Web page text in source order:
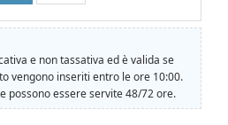
e non tassativa ed è valida se
vengono inseriti entro le ore 10:00.
possono essere servite 48/72 ore.